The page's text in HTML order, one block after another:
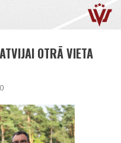
OTRĀ VIETA